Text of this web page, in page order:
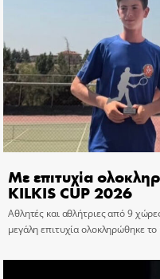
Με επιτυχία
KILKIS CUP 2026
Αθλητές και αθλήτριες από 9
μεγάλη επιτυχία ολοκληρώθηκε